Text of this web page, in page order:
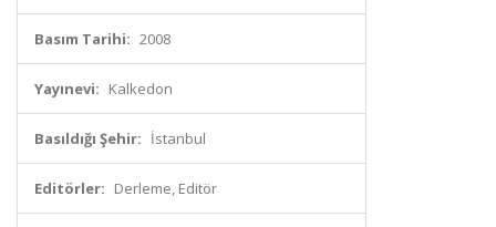
Basım Tarihi: 2008
Yayınevi: Kalkedon
Basıldığı Şehir: İstanbul
Editörler: Derleme, Editör